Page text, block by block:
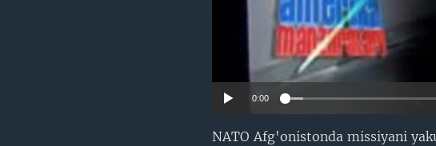
0:00
NATO Afg'onistonda missiyani